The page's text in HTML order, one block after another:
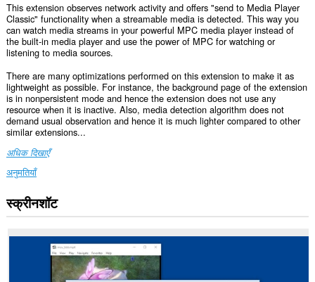
This extension observes network activity and offers "send to Media Player
Classic" functionality when a streamable media is detected. This way you
can watch media streams in your powerful MPC media player instead of
the built-in media player and use the power of MPC for watching or
listening to media sources.
There are many optimizations performed on this extension to make it as
lightweight as possible. For instance, the background page of the extension
is in nonpersistent mode and hence the extension does not use any
resource when it is inactive. Also, media detection algorithm does not
demand usual observation and hence it is much lighter compared to other
similar extensions...
अधिक दिखाएँ
अनुमतियाँ
यह
एक्सटेंशन
वेबसाइट
स्क्रीनशॉट